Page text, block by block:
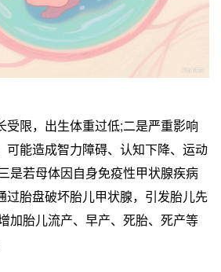
限，出生体重过低;二是严重影响
可能造成智力障碍、认知下降、运动
是若母体因自身免疫性甲状腺疾病
过胎盘破坏胎儿甲状腺，引发胎儿先
加胎儿流产、早产、死胎、死产等